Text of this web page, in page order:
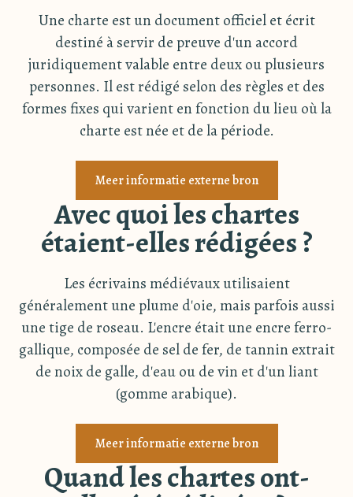
Une charte est un document officiel et écrit
destiné à servir de preuve d'un accord
juridiquement valable entre deux ou plusieurs
personnes. Il est rédigé selon des règles et des
formes fixes qui varient en fonction du lieu où la
charte est née et de la période.
Meer informatie externe bron
Avec quoi les chartes
étaient-elles rédigées ?
Les écrivains médiévaux utilisaient
généralement une plume d'oie, mais parfois aussi
une tige de roseau. L'encre était une encre ferro-
gallique, composée de sel de fer, de tannin extrait
de noix de galle, d'eau ou de vin et d'un liant
(gomme arabique).
Meer informatie externe bron
Quand les chartes ont-